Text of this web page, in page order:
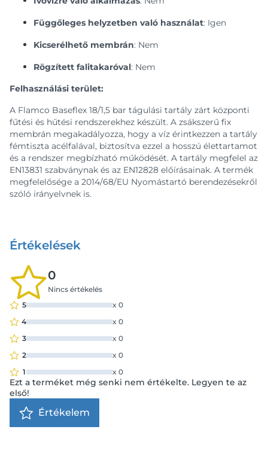
Függőleges helyzetben való használat: Igen
Kicserélhető membrán: Nem
Rögzített falitakaróval: Nem
Felhasználási terület:
A Flamco Baseflex 18/1,5 bar tágulási tartály zárt központi
fűtési és hűtési rendszerekhez készült. A zsákszerű fix
membrán megakadályozza, hogy a víz érintkezzen a tartály
fémtiszta acélfalával, biztosítva ezzel a hosszú élettartamot
és a rendszer megbízható működését. A tartály megfelel az
EN13831 szabványnak és az EN12828 előírásainak. A termék
megfelelősége a 2014/68/EU Nyomástartó berendezésekről
szóló irányelvnek is.
Értékelések
0
Nincs értékelés
5
x 0
4
x 0
3
x 0
2
x 0
1
x 0
Ezt a terméket még senki nem értékelte. Legyen te az
első!
Értékelem